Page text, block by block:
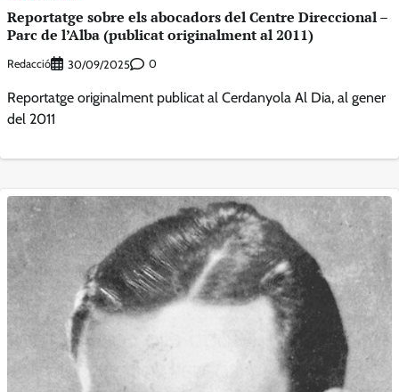
Reportatge sobre els abocadors del Centre Direccional –
Parc de l’Alba (publicat originalment al 2011)
Redacció 30/09/2025 0
Reportatge originalment publicat al Cerdanyola Al Dia, al gener
del 2011